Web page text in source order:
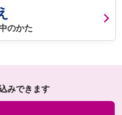
のかた
みできます